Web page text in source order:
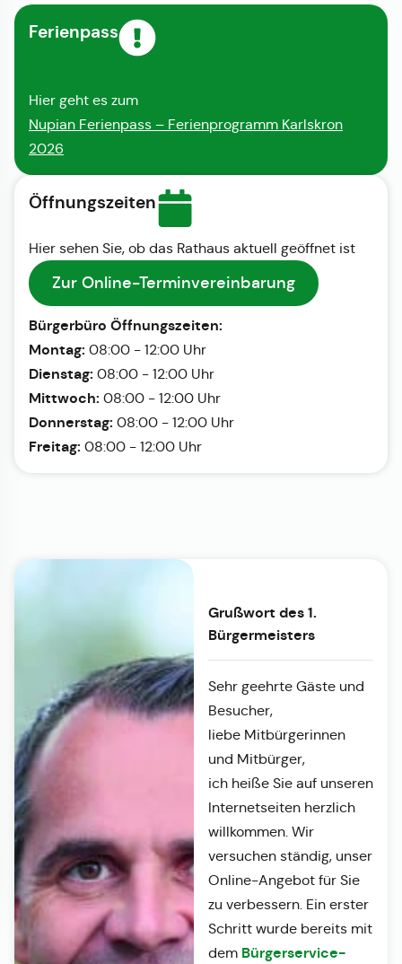
Ferienpass
Hier geht es zum
Nupian Ferienpass – Ferienprogramm Karlskron
2026
Öffnungszeiten
Hier sehen Sie, ob das Rathaus aktuell geöffnet ist
Zur Online-Terminvereinbarung
Bürgerbüro Öffnungszeiten:
Montag: 08:00 - 12:00 Uhr
Dienstag: 08:00 - 12:00 Uhr
Mittwoch: 08:00 - 12:00 Uhr
Donnerstag: 08:00 - 12:00 Uhr
Freitag: 08:00 - 12:00 Uhr
Grußwort des 1.
Bürgermeisters
Sehr geehrte Gäste und
Besucher,
liebe Mitbürgerinnen
und Mitbürger,
ich heiße Sie auf unseren
Internetseiten herzlich
willkommen. Wir
versuchen ständig, unser
Online-Angebot für Sie
zu verbessern. Ein erster
Schritt wurde bereits mit
dem Bürgerservice-